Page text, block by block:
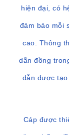
hiện đại, có
đảm bảo mỗi
cao. Thông
dẫn đồng
dẫn được
Cáp được